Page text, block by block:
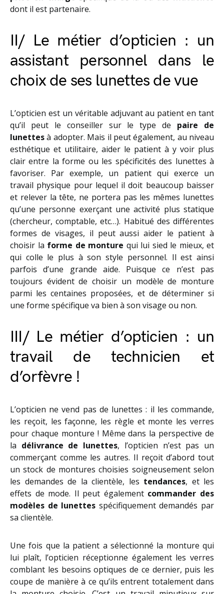
dont il est partenaire.
II/ Le métier d’opticien : un
assistant personnel dans le
choix de ses lunettes de vue
L’opticien est un véritable adjuvant au patient en tant
qu’il peut le conseiller sur le type de paire de
lunettesà adopter. Mais il peut également, au niveau
esthétique et utilitaire, aider le patient à y voir plus
clair entre la forme ou les spécificités des lunettes à
favoriser. Par exemple, un patient qui exerce un
travail physique pour lequel il doit beaucoup baisser
et relever la tête, ne portera pas les mêmes lunettes
qu’une personne exerçant une activité plus statique
(chercheur, comptable, etc…). Habitué des différentes
formes de visages, il peut aussi aider le patient à
choisir la forme de monture qui lui sied le mieux, et
qui colle le plus à son style personnel. Il est ainsi
parfois d’une grande aide. Puisque ce n’est pas
toujours évident de choisir un modèle de monture
parmi les centaines proposées, et de déterminer si
une forme spécifique va bien à son visage ou non.
III/ Le métier d’opticien : un
travail de technicien et
d’orfèvre !
L’opticien ne vend pas de lunettes : il les commande,
les reçoit, les façonne, les règle et monte les verres
pour chaque monture ! Même dans la perspective de
la délivrance de lunettes, l’opticien n’est pas un
commerçant comme les autres. Il reçoit d’abord tout
un stock de montures choisies soigneusement selon
les demandes de la clientèle, les tendances, et les
effets de mode. Il peut égalementcommander des
modèles de lunettes spécifiquement demandés par
sa clientèle.
Une fois que la patient a sélectionné la monture qui
lui plaît, l’opticien réceptionne également les verres
comblant les besoins optiques de ce dernier, puis les
coupe de manière à ce qu’ils entrent totalement dans